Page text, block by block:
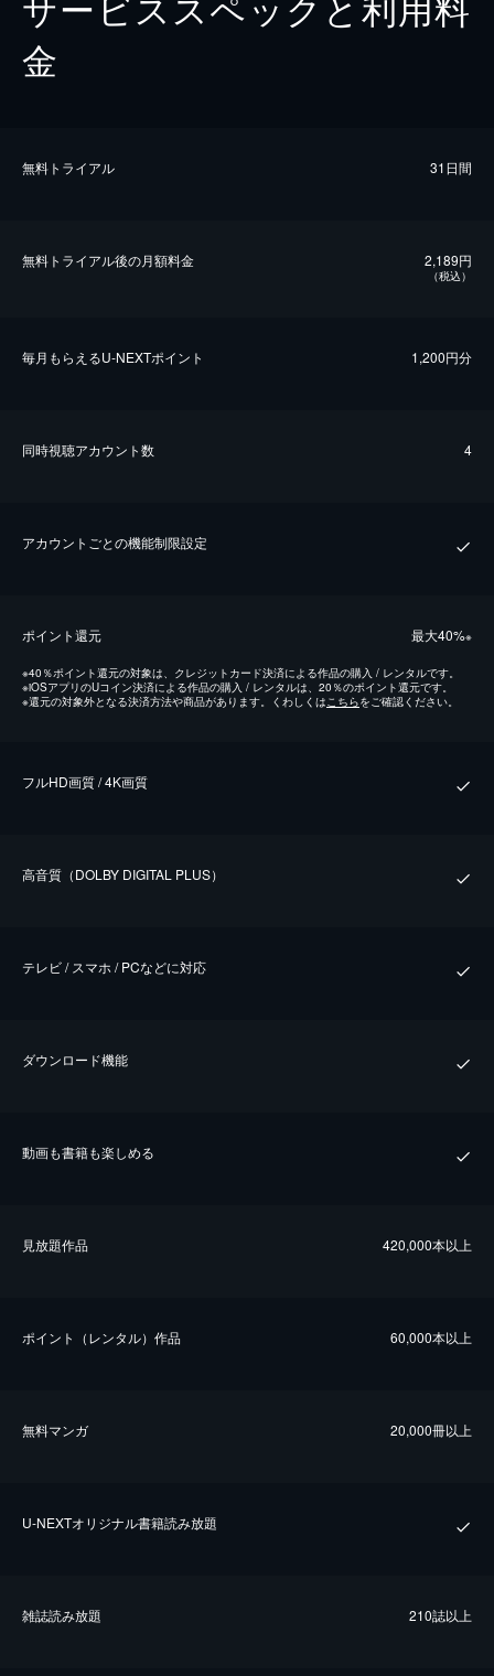
金
無料トライアル 31日間
無料トライアル後の⽉額料金 2,189円
（税込）
毎⽉もらえるU-NEXTポイント 1,200円分
同時視聴アカウント数 4
アカウントごとの機能制限設定
ポイント還元 最⼤40%※
※40％ポイント還元の対象は、クレジットカード決済による作品の購入 / レンタルです。
※iOSアプリのUコイン決済による作品の購入 / レンタルは、20％のポイント還元です。
※還元の対象外となる決済方法や商品があります。くわしくはこちらをご確認ください。
フルHD画質 / 4K画質
⾼⾳質（DOLBY DIGITAL PLUS）
テレビ / スマホ / PCなどに対応
ダウンロード機能
動画も書籍も楽しめる
⾒放題作品 420,000本以上
ポイント（レンタル）作品 60,000本以上
無料マンガ 20,000冊以上
U-NEXTオリジナル書籍読み放題
雑誌読み放題 210誌以上